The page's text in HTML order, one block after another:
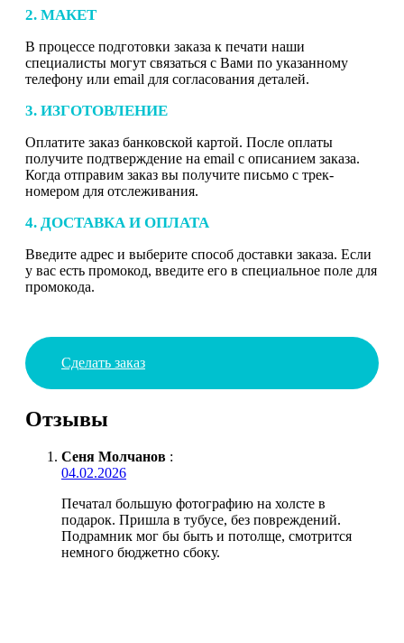
2. МАКЕТ
В процессе подготовки заказа к печати наши
специалисты могут связаться с Вами по указанному
телефону или email для согласования деталей.
3. ИЗГОТОВЛЕНИЕ
Оплатите заказ банковской картой. После оплаты
получите подтверждение на email с описанием заказа.
Когда отправим заказ вы получите письмо с трек-
номером для отслеживания.
4. ДОСТАВКА И ОПЛАТА
Введите адрес и выберите способ доставки заказа. Если
у вас есть промокод, введите его в специальное поле для
промокода.
Сделать заказ
Отзывы
Сеня Молчанов :
04.02.2026
Печатал большую фотографию на холсте в
подарок. Пришла в тубусе, без повреждений.
Подрамник мог бы быть и потолще, смотрится
немного бюджетно сбоку.